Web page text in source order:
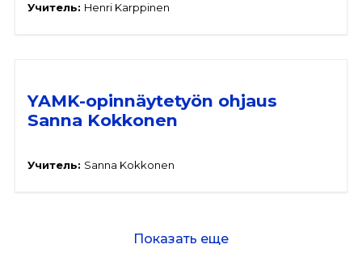
Учитель: Henri Karppinen
YAMK-opinnäytetyön ohjaus
Sanna Kokkonen
Учитель: Sanna Kokkonen
Показать еще